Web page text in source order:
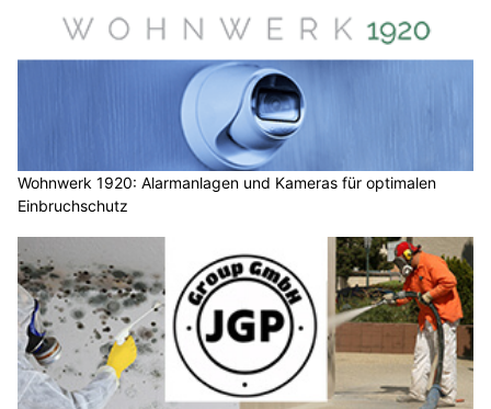
Wohnwerk 1920: Alarmanlagen und Kameras für optimalen
Einbruchschutz